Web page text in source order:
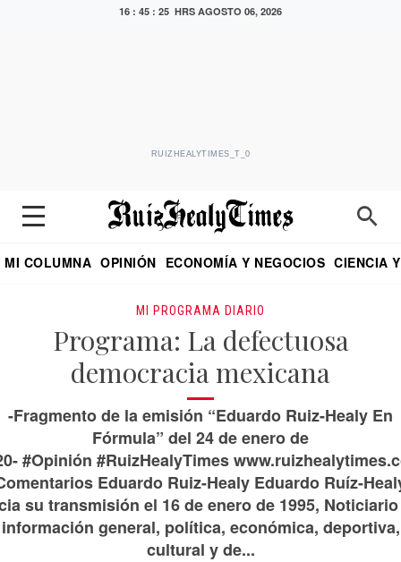
16 : 45 : 26 HRS AGOSTO 06, 2026
RUIZHEALYTIMES_T_0
MI COLUMNA OPINIÓN ECONOMÍA Y NEGOCIOS CIENCIA
MI PROGRAMA DIARIO
Programa: La defectuosa
democracia mexicana
-Fragmento de la emisión “Eduardo Ruiz-Healy En
Fórmula” del 24 de enero de
#Opinión #RuizHealyTimes
Eduardo Ruiz-Healy Eduardo Ruíz-
su transmisión el 16 de enero de 1995,
información general, política, económica, deportiva,
cultural y de...